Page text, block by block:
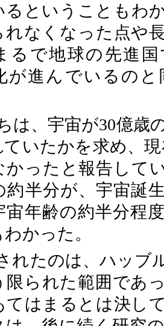
るということもわ
れなくなった点や
るで地球の先進
が進んでいるの
は、宇宙が30億歳
いたかを求め、
かったと報告して
約半分が、宇宙誕
宙年齢の約半分程
かった。
れたのは、ハッブ
限られた範囲であ
てはまるとは決し